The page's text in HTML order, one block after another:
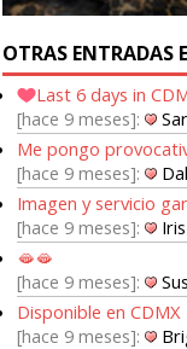
OTRAS ENTRADAS
Last 6 days in
hace 9 meses
Me pongo
hace 9 meses
Imagen y servicio
hace 9 meses
🫦🫦
hace 9 meses
Disponible en CDMX
hace 9 meses